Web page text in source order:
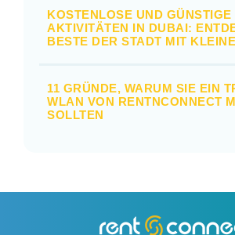
KOSTENLOSE UND GÜNSTIGE
AKTIVITÄTEN IN DUBAI:
BESTE DER STADT MIT
11 GRÜNDE, WARUM SIE EIN
WLAN VON RENTNCONNECT
SOLLTEN